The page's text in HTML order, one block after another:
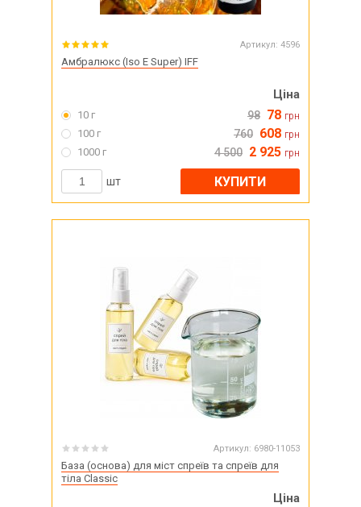
Артикул: 4596
Амбралюкс (Iso E Super) IFF
Ціна
10 г 98 78 грн
100 г 760 608 грн
1000 г 4 500 2 925 грн
шт КУПИТИ
Артикул: 6980-11053
База (основа) для міст спреїв та спреїв для
тіла Classic
Ціна